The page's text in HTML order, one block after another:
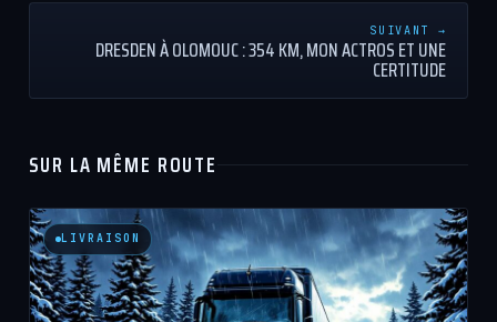
SUIVANT →
DRESDEN À OLOMOUC : 354 KM, MON ACTROS ET UNE
CERTITUDE
SUR LA MÊME ROUTE
LIVRAISON